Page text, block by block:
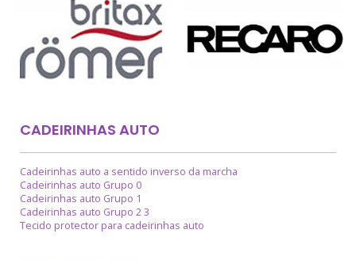
CADEIRINHAS AUTO
Cadeirinhas auto a sentido inverso da marcha
Cadeirinhas auto Grupo 0
Cadeirinhas auto Grupo 1
Cadeirinhas auto Grupo 2 3
Tecido protector para cadeirinhas auto